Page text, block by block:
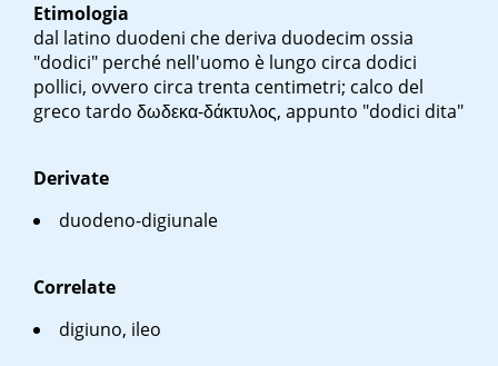
Etimologia
dal latino duodeni che deriva duodecim ossia
"dodici" perché nell'uomo è lungo circa dodici
pollici, ovvero circa trenta centimetri; calco del
greco tardo δωδεκα-δάκτυλος, appunto "dodici dita"
Derivate
duodeno-digiunale
Correlate
digiuno, ileo